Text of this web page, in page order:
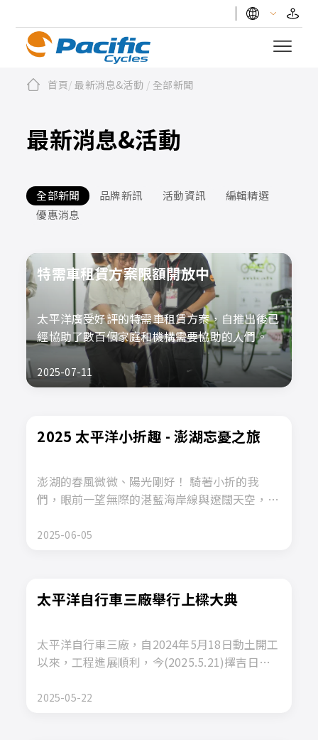
首頁/ 最新消息&活動 / 全部新聞
最新消息&活動
全部新聞 品牌新訊 活動資訊
編輯精選
優惠消息
特需車租賃方案限額開放中
太平洋廣受好評的特需車租賃方案，自推出後已
經協助了數百個家庭和機構需要協助的人們。
2025-07-11
2025 太平洋小折趣 - 澎湖忘憂之旅
澎湖的春風微微、陽光剛好！ 騎著小折的我
們，眼前一望無際的湛藍海岸線與遼闊天空，每
回憶。
2025-06-05
太平洋自行車三廠舉行上樑大典
太平洋自行車三廠，自2024年5月18日動土開工
以來，工程進展順利，今(2025.5.21)擇吉日良
骨幹，不僅象徵著太平洋自行車未來發展的堅實
2025-05-22